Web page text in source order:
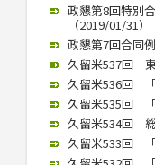
政懇第8回特別
（2019/01/31）
政懇第7回合同
久留米537回
久留米536回
久留米535回
久留米534回
久留米533回